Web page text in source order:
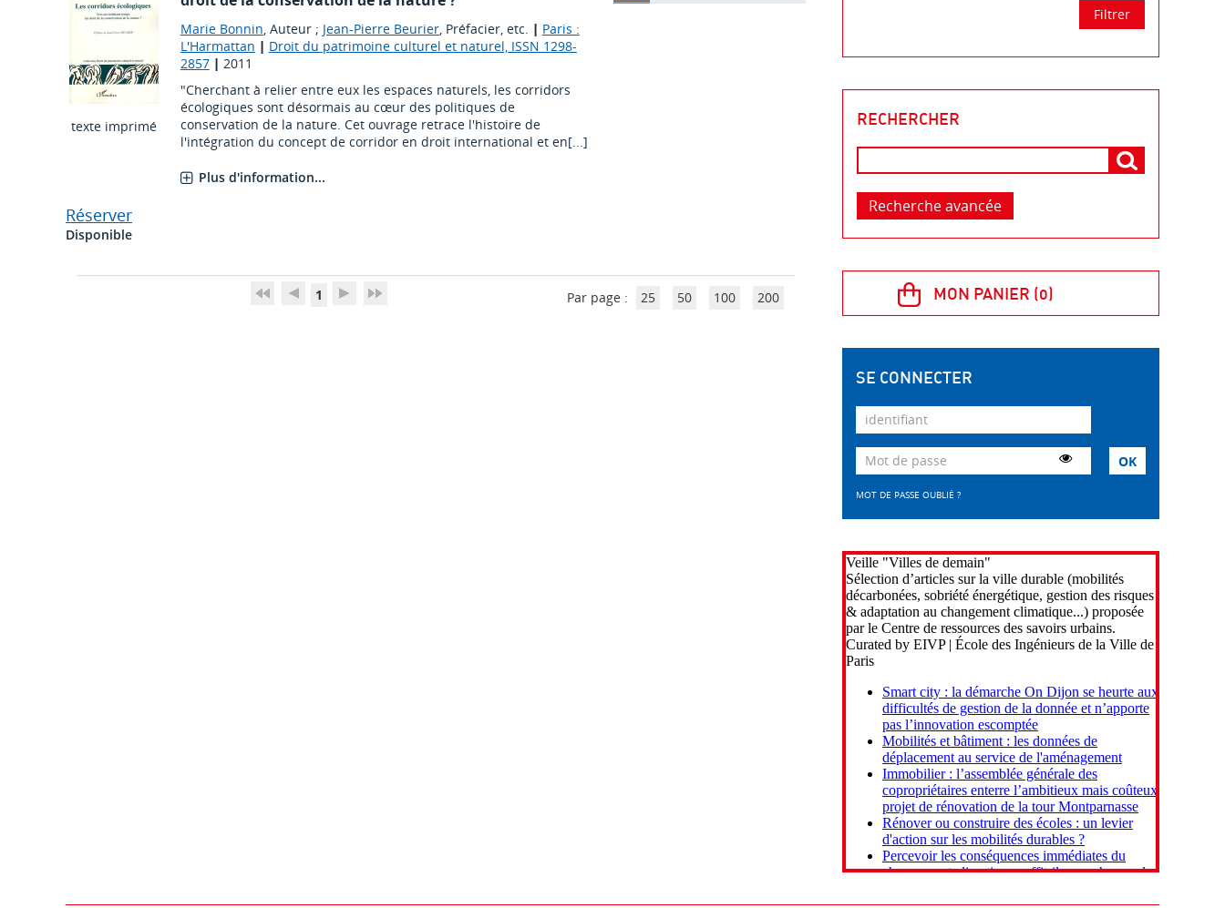
texte imprimé
Marie Bonnin, Auteur ; Jean-Pierre Beurier, Préfacier, etc. | Paris :
L'Harmattan | Droit du patrimoine culturel et naturel, ISSN 1298-
2857| 2011
"Cherchant à relier entre eux les espaces naturels, les corridors
écologiques sont désormais au cœur des politiques de
conservation de la nature. Cet ouvrage retrace l'histoire de
l'intégration du concept de corridor en droit international et en[...]
Plus d'information...
Réserver
Disponible
1 Par page : 25 50 100 200
RECHERCHER
Recherche avancée
SE CONNECTER
MOT DE PASSE OUBLIÉ ?